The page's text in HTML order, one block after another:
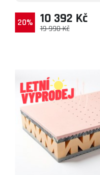
20%
19 990 Kč
10 392 Kč